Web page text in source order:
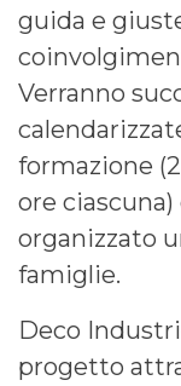
guida e
Verranno
formazione
ore
organizzato
famiglie.
Deco
progetto